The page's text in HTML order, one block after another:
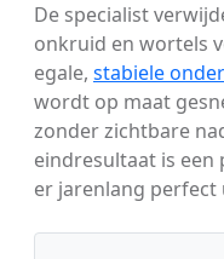
De specialist
onkruid en wortels
egale, stabiele
wordt op maat
zonder zichtbare
eindresultaat is
er jarenlang perfect